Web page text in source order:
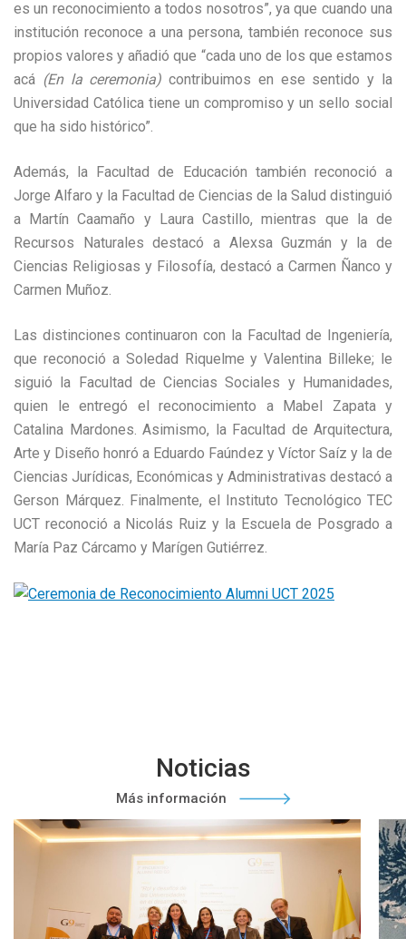
es un reconocimiento a todos nosotros”, ya que cuando una
institución reconoce a una persona, también reconoce sus
propios valores y añadió que “cada uno de los que estamos
acá (En la ceremonia) contribuimos en ese sentido y la
Universidad Católica tiene un compromiso y un sello social
que ha sido histórico”.
Además, la Facultad de Educación también reconoció a
Jorge Alfaro y la Facultad de Ciencias de la Salud distinguió
a Martín Caamaño y Laura Castillo, mientras que la de
Recursos Naturales destacó a Alexsa Guzmán y la de
Ciencias Religiosas y Filosofía, destacó a Carmen Ñanco y
Carmen Muñoz.
​Las distinciones continuaron con la Facultad de Ingeniería,
que reconoció a Soledad Riquelme y Valentina Billeke; le
siguió la Facultad de Ciencias Sociales y Humanidades,
quien le entregó el reconocimiento a Mabel Zapata y
Catalina Mardones. Asimismo, la Facultad de Arquitectura,
Arte y Diseño honró a Eduardo Faúndez y Víctor Saíz y la de
Ciencias Jurídicas, Económicas y Administrativas destacó a
Gerson Márquez. Finalmente, el Instituto Tecnológico TEC
UCT reconoció a Nicolás Ruiz y la Escuela de Posgrado a
María Paz Cárcamo y Marígen Gutiérrez.
Noticias
Más información